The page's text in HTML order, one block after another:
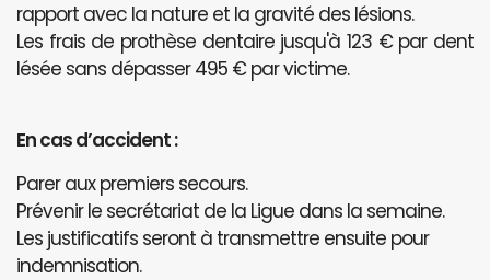
rapport avec la nature et la gravité des lésions.
Les frais de prothèse dentaire jusqu'à 123 € par dent
lésée sans dépasser 495 € par victime.
En cas d’accident :
Parer aux premiers secours.
Prévenir le secrétariat de la Ligue dans la semaine.
Les justificatifs seront à transmettre ensuite pour
indemnisation.